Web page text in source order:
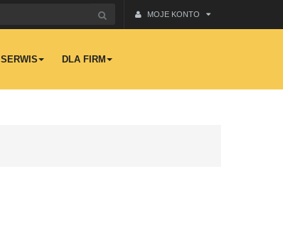
MOJE KONTO
SERWIS DLA FIRM